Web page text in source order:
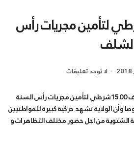
1500 شرطي لتأمين مجريات رأس
لا توجد تعليقات
الجديدة 2019، خصوصا وأن الولاية تشهد حركية كبيرة للمواطنيين
الشتوية من اجل حضور مختلف التظاهرات و